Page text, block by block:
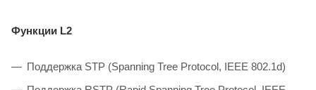
Функции L2
Поддержка STP (Spanning Tree Protocol, IEEE 802.1d)